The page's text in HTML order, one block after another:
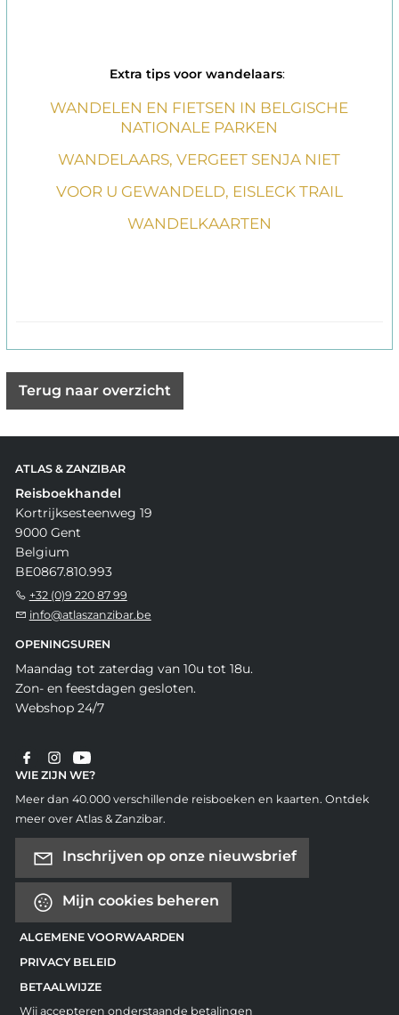
Extra tips voor wandelaars:
WANDELEN EN FIETSEN IN BELGISCHE
NATIONALE PARKEN
WANDELAARS, VERGEET SENJA NIET
VOOR U GEWANDELD, EISLECK TRAIL
WANDELKAARTEN
Terug naar overzicht
ATLAS & ZANZIBAR
Reisboekhandel
Kortrijksesteenweg 19
9000 Gent
Belgium
BE0867.810.993
+32 (0)9 220 87 99
info@atlaszanzibar.be
OPENINGSUREN
Maandag tot zaterdag van 10u tot 18u.
Zon- en feestdagen gesloten.
Webshop 24/7
WIE ZIJN WE?
Meer dan 40.000 verschillende reisboeken en kaarten. Ontdek
meer over Atlas & Zanzibar.
Inschrijven op onze nieuwsbrief
Mijn cookies beheren
ALGEMENE VOORWAARDEN
PRIVACY BELEID
BETAALWIJZE
Wij accepteren onderstaande betalingen